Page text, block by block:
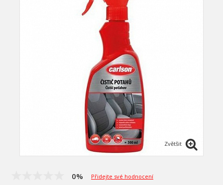
Zvětšit
0% Přidejte své hodnocení